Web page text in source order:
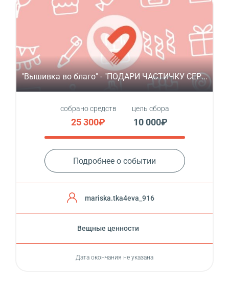
"Вышивка во благо" - "ПОДАРИ ЧАСТИЧКУ СЕР...
собрано средств
25 300₽
цель сбора
10 000₽
Подробнее о событии
mariska.tka4eva_916
Вещные ценности
Дата окончания не указана